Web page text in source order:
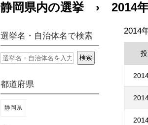
静岡県内の選挙 › 2014
選挙名・自治体名で検索
都道府県
静岡県
2014